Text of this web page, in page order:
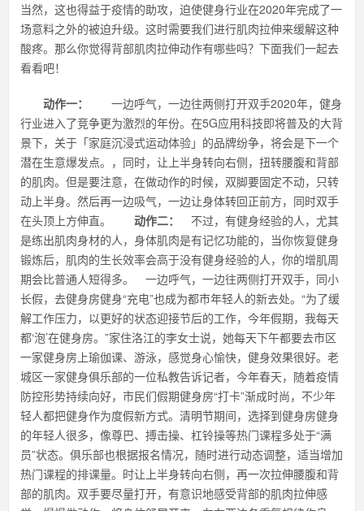
当然，这也得益于疫情的助攻，迫使健身行业在2020年完成了一
场意料之外的被迫升级。这时需要我们进行肌肉拉伸来缓解这种
酸疼。那么你觉得背部肌肉拉伸动作有哪些吗？下面我们一起去
看看吧！
动作一：
一边呼气，一边往两侧打开双手2020年，健身
行业进入了竞争更为激烈的年份。在5G应用科技即将普及的大背
景下，关于「家庭沉浸式运动体验」的品牌纷争，将会是下一个
潜在生意爆发点。，同时，让上半身转向右侧，扭转腰腹和背部
的肌肉。但是要注意，在做动作的时候，双脚要固定不动，只转
动上半身。然后再一边吸气，一边让身体转回正前方，同时双手
在头顶上方伸直。 动作二：
不过，有健身经验的人，尤其
是练出肌肉身材的人，身体肌肉是有记忆功能的，当你恢复健身
锻炼后，肌肉的生长效率会高于没有健身经验的人，你的增肌周
期会比普通人短得多。 一边呼气，一边往两侧打开双手，同小
长假，去健身房健身“充电”也成为都市年轻人的新去处。“为了缓
解工作压力，以更好的状态迎接节后的工作，今年假期，我每天
都‘泡’在健身房。”家住洛江的李女士说，她每天下午都要去市区
一家健身房上瑜伽课、游泳，感觉身心愉快，健身效果很好。老
城区一家健身俱乐部的一位私教告诉记者，今年春天，随着疫情
防控形势持续向好，市民们假期健身房“打卡”渐成时尚，不少年
轻人都把健身作为度假新方式。清明节期间，选择到健身房健身
的年轻人很多，像尊巴、搏击操、杠铃操等热门课程多处于“满
员”状态。俱乐部也根据报名情况，随时进行动态调整，适当增加
热门课程的排课量。时让上半身转向右侧，再一次拉伸腰腹和背
部的肌肉。双手要尽量打开，有意识地感受背部的肌肉拉伸感